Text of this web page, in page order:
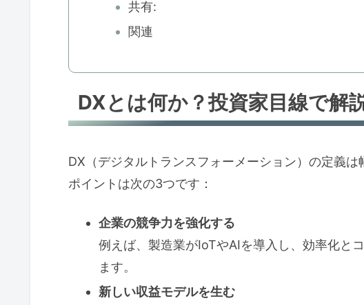
共有:
関連
DXとは何か？投資家目線で解
DX（デジタルトランスフォーメーション）の定義
ポイントは次の3つです：
企業の競争力を強化する
例えば、製造業がIoTやAIを導入し、効率化と
ます。
新しい収益モデルを生む